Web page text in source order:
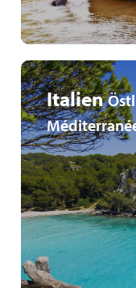
Italien
Kurs auf Apulien,